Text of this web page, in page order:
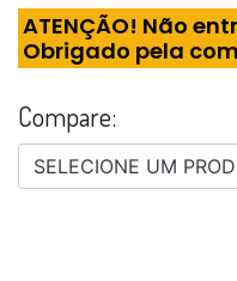
ATENÇÃO! Não
Obrigado pela
Compare:
SELECIONE UM